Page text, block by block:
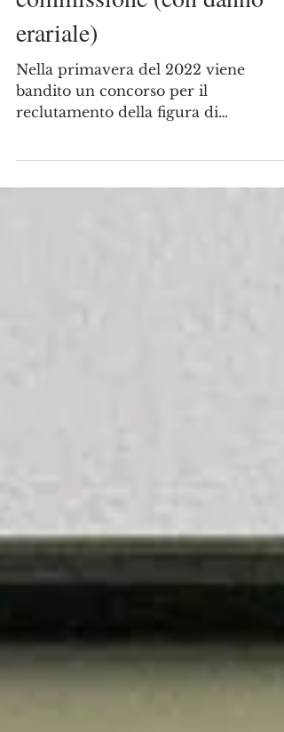
commissione (con danno
erariale)
Nella primavera del 2022 viene
bandito un concorso per il
ricercatore a tempo determinato (di
tipo B) al...